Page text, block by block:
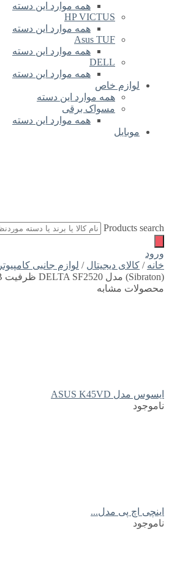
همه موارد این دسته
HP VICTUS
همه موارد این دسته
Asus TUF
همه موارد این دسته
DELL
همه موارد این دسته
لوازم خاص
همه موارد این دسته
مسواک برقی
همه موارد این دسته
موبایل
Products search
ورود
خانه / کالای دیجیتال / لوازم جانبی کامپیوتر
(Sibraton) مدل DELTA SF2520 ظرفیت 64GB
محصولات مشابه
ايسوس مدل ASUS K45VD
ناموجود
اینچی اچ پی مدل...
ناموجود